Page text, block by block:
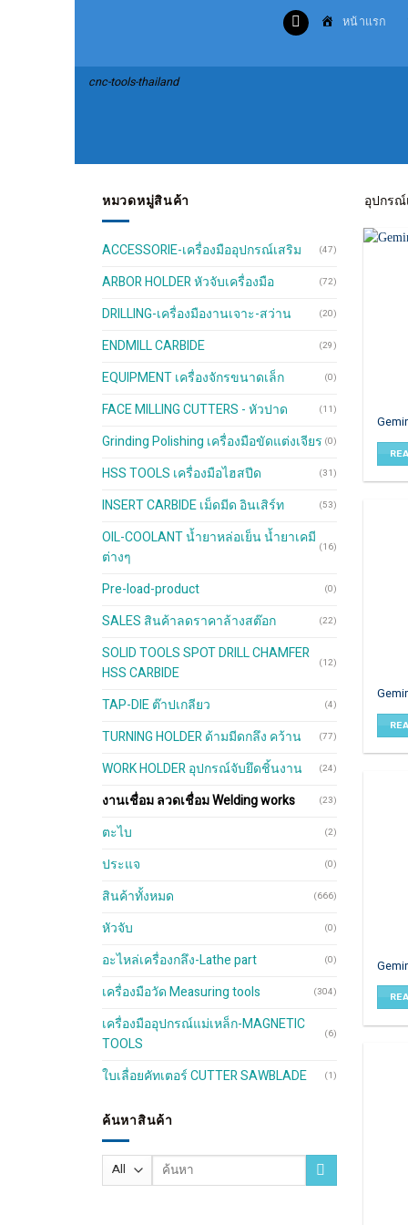
cnc-tools-thailand
หน้าแรก
หมวดหมู่สินค้า
ACCESSORIE-เครื่องมืออุปกรณ์เสริม (47)
ARBOR HOLDER หัวจับเครื่องมือ (72)
DRILLING-เครื่องมืองานเจาะ-สว่าน (20)
ENDMILL CARBIDE (29)
EQUIPMENT เครื่องจักรขนาดเล็ก (0)
FACE MILLING CUTTERS - หัวปาด (11)
Grinding Polishing เครื่องมือขัดแต่งเจียร (0)
HSS TOOLS เครื่องมือไฮสปีด (31)
INSERT CARBIDE เม็ดมีด อินเสิร์ท (53)
OIL-COOLANT น้ำยาหล่อเย็น น้ำยาเคมี
ต่างๆ
(16)
Pre-load-product (0)
SALES สินค้าลดราคาล้างสต๊อก (22)
SOLID TOOLS SPOT DRILL CHAMFER
HSS CARBIDE
(12)
TAP-DIE ต๊าปเกลียว (4)
TURNING HOLDER ด้ามมีดกลึง คว้าน (77)
WORK HOLDER อุปกรณ์จับยึดชิ้นงาน (24)
งานเชื่อม ลวดเชื่อม Welding works (23)
ตะไบ (2)
ประแจ (0)
สินค้าทั้งหมด (666)
หัวจับ (0)
อะไหล่เครื่องกลึง-Lathe part (0)
เครื่องมือวัด Measuring tools (304)
เครื่องมืออุปกรณ์แม่เหล็ก-MAGNETIC
TOOLS
(6)
ใบเลื่อยคัทเตอร์ CUTTER SAWBLADE (1)
ค้นหาสินค้า
Search
อุปกรณ์